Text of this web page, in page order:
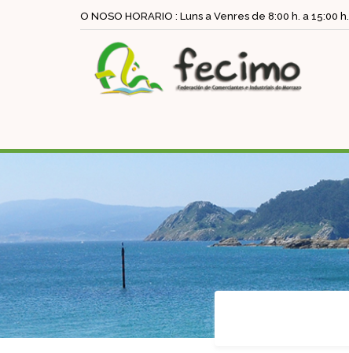
O NOSO HORARIO : Luns a Venres de 8:00 h. a 15:00 h.